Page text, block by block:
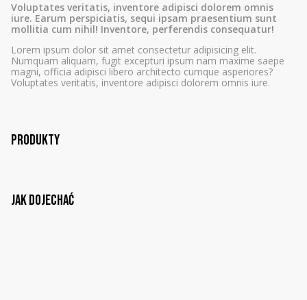
Voluptates veritatis, inventore adipisci dolorem omnis
iure. Earum perspiciatis, sequi ipsam praesentium sunt
mollitia cum nihil! Inventore, perferendis consequatur!
Lorem ipsum dolor sit amet consectetur adipisicing elit.
Numquam aliquam, fugit excepturi ipsum nam maxime saepe
magni, officia adipisci libero architecto cumque asperiores?
Voluptates veritatis, inventore adipisci dolorem omnis iure.
Produkty
Jak dojechać